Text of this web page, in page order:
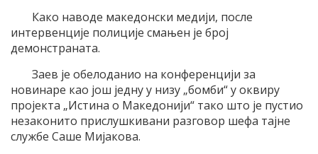
Како наводе македонски медији, после
интервенције полиције смањен је број
демонстраната.
Заев је обелоданио на конференцији за
новинаре као још једну у низу „бомби“ у оквиру
пројекта „Истина о Македонији“ тако што је пустио
незаконито прислушкивани разговор шефа тајне
службе Саше Мијакова.